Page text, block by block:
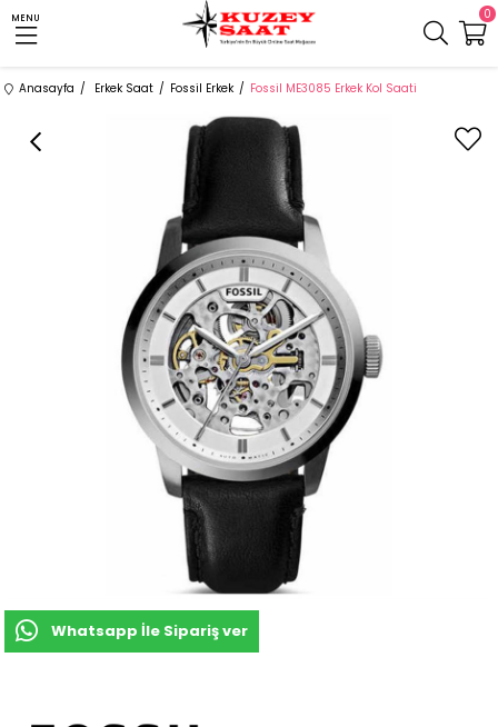
MENU 0
Anasayfa Erkek Saat Fossil Erkek Fossil ME3085 Erkek Kol Saati
Whatsapp İle Sipariş ver